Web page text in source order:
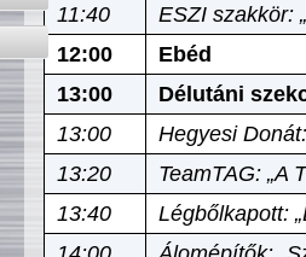
11:40
ESZI szakkör:
12:00
Ebéd
13:00
Délutáni
13:00
Hegyesi
13:20
TeamTAG: „A
13:40
Légbőlkapott: